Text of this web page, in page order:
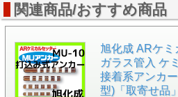
関連商品/おすすめ商品
旭化成 ARケ
ガラス管入 ケ
接着系アンカ
型)「取寄せ品」